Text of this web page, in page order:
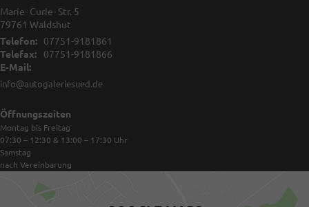
Marie- Curie- Str. 5
79761 Waldshut
Telefon:
07751-9181861
Telefax:
07751-9181866
E-Mail:
info@autogaleriesued.de
Öffnungszeiten
Montag bis Freitag
07:30 – 12:30 & 13:00 – 17:30 Uhr
Samstag
nach Vereinbarung